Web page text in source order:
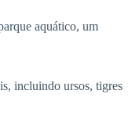
aquático, um
incluindo ursos, tigres